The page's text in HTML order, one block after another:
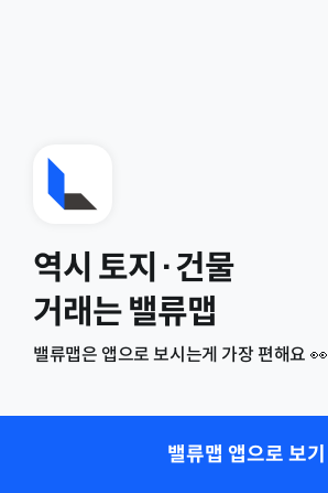
역시 토지·건물
거래는 밸류맵
밸류맵은 앱으로 보시는게 가장 편해요 👀
밸류맵 앱으로 보기